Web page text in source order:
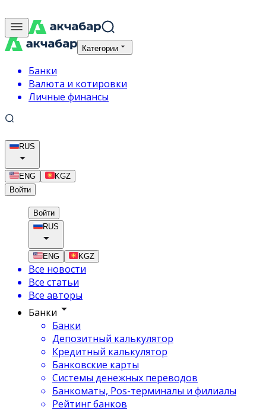
Категории
Банки
Валюта и котировки
Личные финансы
RUS
ENG
KGZ
Войти
Войти
RUS
ENG KGZ
Все новости
Все статьи
Все авторы
Банки
Банки
Депозитный калькулятор
Кредитный калькулятор
Банковские карты
Системы денежных переводов
Банкоматы, Pos-терминалы и филиалы
Рейтинг банков